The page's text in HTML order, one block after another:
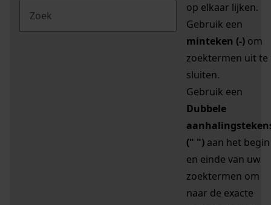
op elkaar lijken.
Gebruik een
minteken (-) om
zoektermen uit te
sluiten.
Gebruik een
Dubbele
(" ") aan het begin
en einde van uw
zoektermen om
naar de exacte